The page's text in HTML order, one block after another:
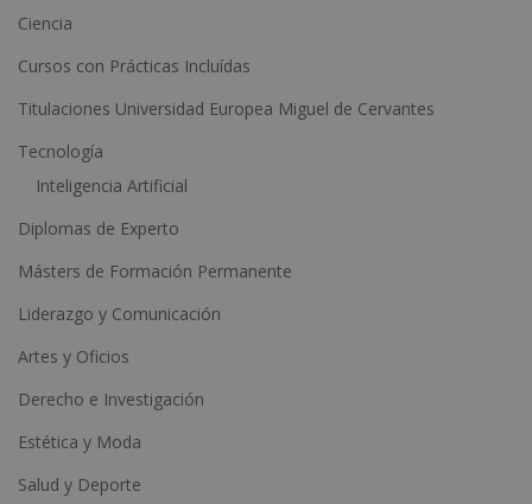
i
v
e
Ciencia
Cursos con Prácticas Incluídas
Titulaciones Universidad Europea Miguel de Cervantes
Tecnología
Inteligencia Artificial
Diplomas de Experto
Másters de Formación Permanente
Liderazgo y Comunicación
Artes y Oficios
Derecho e Investigación
Estética y Moda
Salud y Deporte